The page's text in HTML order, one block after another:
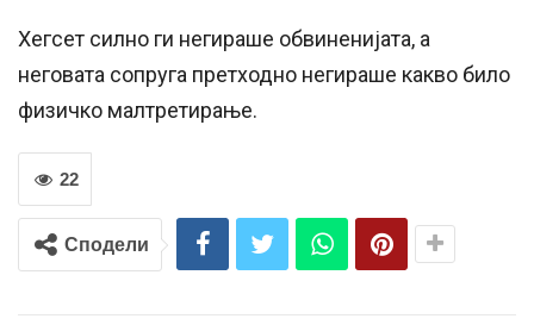
Хегсет силно ги негираше обвиненијата, а
неговата сопруга претходно негираше какво било
физичко малтретирање.
22
Сподели